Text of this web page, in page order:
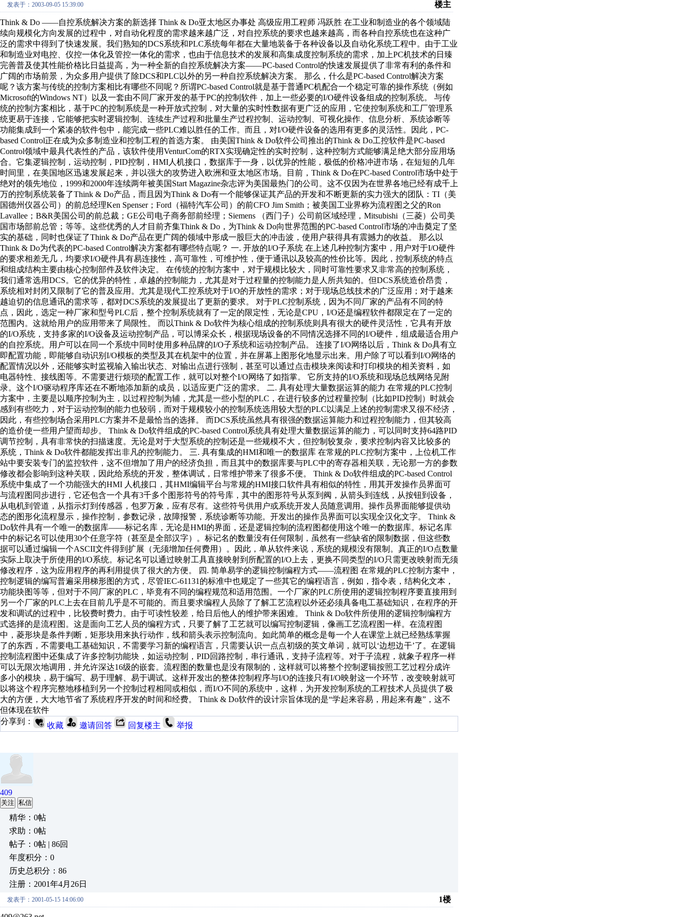
发表于：2003-09-05 15:39:00 楼主
Think & Do ——自控系统解决方案的新选择 Think & Do亚太地区办事处 高级应用工程师 冯跃胜 在工业和制造业的各个领域陆
续向规模化方向发展的过程中，对自动化程度的需求越来越广泛，对自控系统的要求也越来越高，而各种自控系统也在这种广
泛的需求中得到了快速发展。我们熟知的DCS系统和PLC系统每年都在大量地装备于各种设备以及自动化系统工程中。由于工业
和制造业对电控、仪控一体化及管控一体化的需求，也由于信息技术的发展和高集成度控制系统的需求，加上PC机技术的日臻
完善普及使其性能价格比日益提高，为一种全新的自控系统解决方案——PC-based Control的快速发展提供了非常有利的条件和
广阔的市场前景，为众多用户提供了除DCS和PLC以外的另一种自控系统解决方案。 那么，什么是PC-based Control解决方案
呢？该方案与传统的控制方案相比有哪些不同呢？所谓PC-based Control就是基于普通PC机配合一个稳定可靠的操作系统（例如
Microsoft的Windows NT）以及一套由不同厂家开发的基于PC的控制软件，加上一些必要的I/O硬件设备组成的控制系统。 与传
统的控制方案相比，基于PC的控制系统是一种开放式控制，对大量的实时性数据有更广泛的应用，它使控制系统和工厂管理系
统更易于连接，它能够把实时逻辑控制、连续生产过程和批量生产过程控制、运动控制、可视化操作、信息分析、系统诊断等
功能集成到一个紧凑的软件包中，能完成一些PLC难以胜任的工作。而且，对I/O硬件设备的选用有更多的灵活性。因此，PC-
based Control正在成为众多制造业和控制工程的首选方案。 由美国Think & Do软件公司推出的Think & Do工控软件是PC-based
Control领域中最具代表性的产品，该软件使用VenturCom的RTX实现确定性的实时控制，这种控制方式能够满足绝大部分应用场
合。它集逻辑控制，运动控制，PID控制，HMI人机接口，数据库于一身，以优异的性能，极低的价格冲进市场，在短短的几年
时间里，在美国地区迅速发展起来，并以强大的攻势进入欧洲和亚太地区市场。目前，Think & Do在PC-based Control市场中处于
绝对的领先地位，1999和2000年连续两年被美国Start Magazine杂志评为美国最热门的公司。这不仅因为在世界各地已经有成千上
万的控制系统装备了Think & Do产品，而且因为Think & Do有一个能够保证其产品的开发和不断更新的实力强大的团队：TI（美
国德州仪器公司）的前总经理Ken Spenser；Ford（福特汽车公司）的前CFO Jim Smith；被美国工业界称为流程图之父的Ron
Lavallee；B&R美国公司的前总裁；GE公司电子商务部前经理；Siemens （西门子）公司前区域经理，Mitsubishi（三菱）公司美
国市场部前总管；等等。这些优秀的人才目前齐集Think & Do，为Think & Do向世界范围的PC-based Control市场的冲击奠定了坚
实的基础，同时也保证了Think & Do产品在更广阔的领域中形成一股巨大的冲击波，使用户获得具有震撼力的收益。 那么以
Think & Do为代表的PC-based Control解决方案都有哪些特点呢？ 一. 开放的I/O子系统 在上述几种控制方案中，用户对于I/O硬件
的要求相差无几，均要求I/O硬件具有易连接性，高可靠性，可维护性，便于通讯以及较高的性价比等。因此，控制系统的特点
和组成结构主要由核心控制部件及软件决定。 在传统的控制方案中，对于规模比较大，同时可靠性要求又非常高的控制系统，
我们通常选用DCS。它的优异的特性，卓越的控制能力，尤其是对于过程量的控制能力是人所共知的。但DCS系统造价昂贵，
系统相对封闭又限制了它的普及应用。尤其是现代工控系统对于I/O的开放性的需求；对于现场总线技术的广泛应用；对于越来
越迫切的信息通讯的需求等，都对DCS系统的发展提出了更新的要求。 对于PLC控制系统，因为不同厂家的产品有不同的特
点，因此，选定一种厂家和型号PLC后，整个控制系统就有了一定的限定性，无论是CPU，I/O还是编程软件都限定在了一定的
范围内。这就给用户的应用带来了局限性。 而以Think & Do软件为核心组成的控制系统则具有很大的硬件灵活性，它具有开放
的I/O系统，支持多家的I/O设备及运动控制产品，可以博采众长，根据现场设备的不同情况选择不同的I/O硬件，组成最适合用户
的自控系统。用户可以在同一个系统中同时使用多种品牌的I/O子系统和运动控制产品。 连接了I/O网络以后，Think & Do具有立
即配置功能，即能够自动识别I/O模板的类型及其在机架中的位置，并在屏幕上图形化地显示出来。用户除了可以看到I/O网络的
配置情况以外，还能够实时监视输入输出状态、对输出点进行强制，甚至可以通过点击模块来阅读和打印模块的相关资料，如
电器特性、接线图等。不需要进行烦琐的配置工作，就可以对整个I/O网络了如指掌。 它所支持的I/O系统和现场总线网络见附
录。这个I/O驱动程序库还在不断地添加新的成员，以适应更广泛的需求。 二. 具有处理大量数据运算的能力 在常规的PLC控制
方案中，主要是以顺序控制为主，以过程控制为辅，尤其是一些小型的PLC，在进行较多的过程量控制（比如PID控制）时就会
感到有些吃力，对于运动控制的能力也较弱，而对于规模较小的控制系统选用较大型的PLC以满足上述的控制需求又很不经济，
因此，有些控制场合采用PLC方案并不是最恰当的选择。 而DCS系统虽然具有很强的数据运算能力和过程控制能力，但其较高
的造价使一些用户望而却步。 Think & Do软件组成的PC-based Control系统具有处理大量数据运算的能力，可以同时支持64路PID
调节控制，具有非常快的扫描速度。无论是对于大型系统的控制还是一些规模不大，但控制较复杂，要求控制内容又比较多的
系统，Think & Do软件都能发挥出非凡的控制能力。 三. 具有集成的HMI和唯一的数据库 在常规的PLC控制方案中，上位机工作
站中要安装专门的监控软件，这不但增加了用户的经济负担，而且其中的数据库要与PLC中的寄存器相关联，无论那一方的参数
修改都会影响到这种关联，因此给系统的开发，整体调试，日常维护带来了很多不便。 Think & Do软件组成的PC-based Control
系统中集成了一个功能强大的HMI 人机接口，其HMI编辑平台与常规的HMI接口软件具有相似的特性，用其开发操作员界面可
与流程图同步进行，它还包含一个具有3千多个图形符号的符号库，其中的图形符号从泵到阀，从箭头到连线，从按钮到设备，
从电机到管道，从指示灯到传感器，包罗万象，应有尽有。这些符号供用户或系统开发人员随意调用。操作员界面能够提供动
态的图形化流程显示，操作控制，参数记录，故障报警，系统诊断等功能。开发出的操作员界面可以实现全汉化文字。 Think &
Do软件具有一个唯一的数据库——标记名库，无论是HMI的界面，还是逻辑控制的流程图都使用这个唯一的数据库。标记名库
中的标记名可以使用30个任意字符（甚至是全部汉字）。标记名的数量没有任何限制，虽然有一些缺省的限制数据，但这些数
据可以通过编辑一个ASCII文件得到扩展（无须增加任何费用）。因此，单从软件来说，系统的规模没有限制。真正的I/O点数量
实际上取决于所使用的I/O系统。标记名可以通过映射工具直接映射到所配置的I/O上去，更换不同类型的I/O只需更改映射而无须
修改程序，这为应用程序的再利用提供了很大的方便。 四. 简单易学的逻辑控制编程方式——流程图 在常规的PLC控制方案中，
控制逻辑的编写普遍采用梯形图的方式，尽管IEC-61131的标准中也规定了一些其它的编程语言，例如，指令表，结构化文本，
功能块图等等，但对于不同厂家的PLC，毕竟有不同的编程规范和适用范围。一个厂家的PLC所使用的逻辑控制程序要直接用到
另一个厂家的PLC上去在目前几乎是不可能的。而且要求编程人员除了了解工艺流程以外还必须具备电工基础知识，在程序的开
发和调试的过程中，比较费时费力。由于可读性较差，给日后他人的维护带来困难。 Think & Do软件所使用的逻辑控制编程方
式选择的是流程图。这是面向工艺人员的编程方式，只要了解了工艺就可以编写控制逻辑，像画工艺流程图一样。在流程图
中，菱形块是条件判断，矩形块用来执行动作，线和箭头表示控制流向。如此简单的概念是每一个人在课堂上就已经熟练掌握
了的东西，不需要电工基础知识，不需要学习新的编程语言，只需要认识一点点初级的英文单词，就可以‘边想边干’了。在逻辑
控制流程图中还集成了许多控制功能块，如运动控制，PID回路控制，串行通讯，支持子流程等。对于子流程，就象子程序一样
可以无限次地调用，并允许深达16级的嵌套。流程图的数量也是没有限制的，这样就可以将整个控制逻辑按照工艺过程分成许
多小的模块，易于编写、易于理解、易于调试。这样开发出的整体控制程序与I/O的连接只有I/O映射这一个环节，改变映射就可
以将这个程序完整地移植到另一个控制过程相同或相似，而I/O不同的系统中，这样，为开发控制系统的工程技术人员提供了极
大的方便，大大地节省了系统程序开发的时间和经费。 Think & Do软件的设计宗旨体现的是“学起来容易，用起来有趣”，这不
但体现在软件
分享到：
收藏 邀请回答 回复楼主 举报
409
关注 私信
精华：0帖
求助：0帖
帖子：0帖 | 86回
年度积分：0
历史总积分：86
注册：2001年4月26日
发表于：2001-05-15 14:06:00
1楼